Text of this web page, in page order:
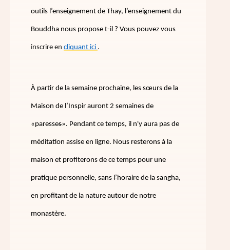
outils l’enseignement de Thay, l’enseignement du
Bouddha nous propose t-il ? Vous pouvez vous
inscrire en cliquant ici .
À partir de la semaine prochaine, les sœurs de la
Maison de l’Inspir auront 2 semaines de
«paresses». Pendant ce temps, il n'y aura pas de
méditation assise en ligne. Nous resterons à la
maison et profiterons de ce temps pour une
pratique personnelle, sans l’horaire de la sangha,
en profitant de la nature autour de notre
monastère.